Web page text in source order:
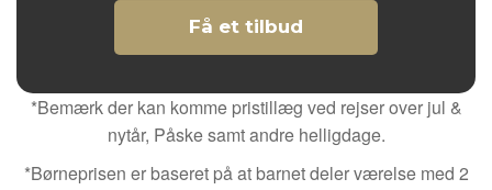
Få et tilbud
*Bemærk der kan komme pristillæg ved rejser over jul &
nytår, Påske samt andre helligdage.
*Børneprisen er baseret på at barnet deler værelse med 2